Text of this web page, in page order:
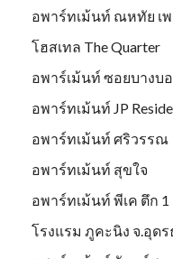
อพาร์ทเม้นท์ ณหทัย เ
โฮสเทล The Quarter
อพาร์เม้นท์ ซอยบางบ
อพาร์ทเม้นท์ JP
อพาร์ทเม้นท์ ศริวรรณ
อพาร์ทเม้นท์ สุขใจ
อพาร์ทเม้นท์ พีเค ตึก 1
โรงแรม ภูคะนิง จ.อุด